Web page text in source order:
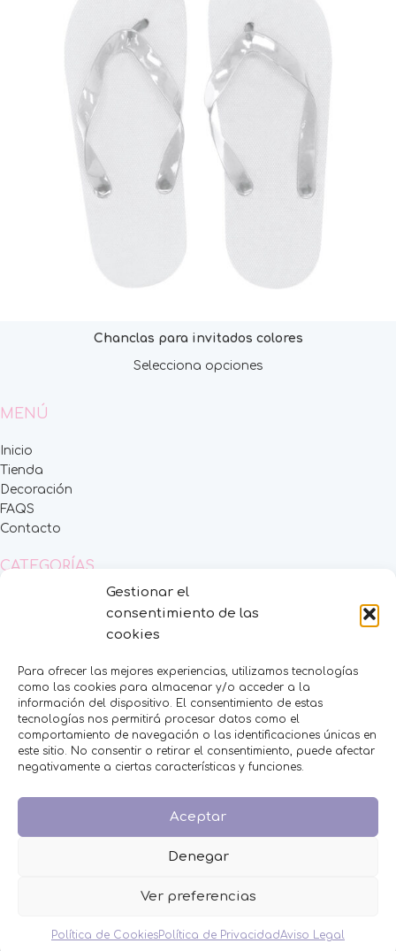
Gestionar el
consentimiento de las
cookies
Para ofrecer las mejores experiencias, utilizamos tecnologías
como las cookies para almacenar y/o acceder a la
información del dispositivo. El consentimiento de estas
tecnologías nos permitirá procesar datos como el
comportamiento de navegación o las identificaciones únicas en
este sitio. No consentir o retirar el consentimiento, puede afectar
negativamente a ciertas características y funciones.
Aceptar
Denegar
Ver preferencias
Política de CookiesPolítica de PrivacidadAviso Legal
Chanclas para invitados colores
Selecciona opciones
MENÚ
Inicio
Tienda
Decoración
FAQS
Contacto
CATEGORÍAS
MESAS DULCES
MINIPERFUMES
MUJERES
NIÑOS
NOVEDADES
OTROS EVENTOS
Condiciones de venta